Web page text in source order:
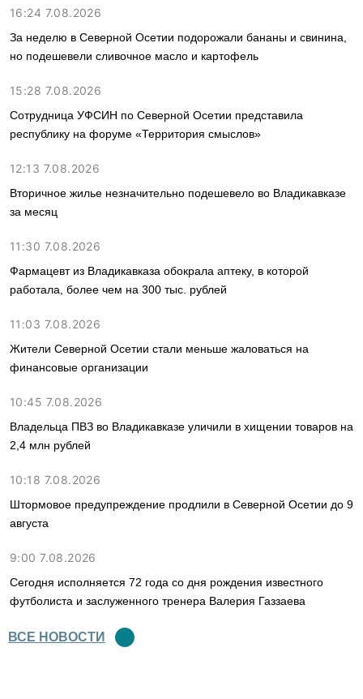
16:24 7.08.2026
За неделю в Северной Осетии подорожали бананы и свинина,
но подешевели сливочное масло и картофель
15:28 7.08.2026
Сотрудница УФСИН по Северной Осетии представила
республику на форуме «Территория смыслов»
12:13 7.08.2026
Вторичное жилье незначительно подешевело во Владикавказе
за месяц
11:30 7.08.2026
Фармацевт из Владикавказа обокрала аптеку, в которой
работала, более чем на 300 тыс. рублей
11:03 7.08.2026
Жители Северной Осетии стали меньше жаловаться на
финансовые организации
10:45 7.08.2026
Владельца ПВЗ во Владикавказе уличили в хищении товаров на
2,4 млн рублей
10:18 7.08.2026
Штормовое предупреждение продлили в Северной Осетии до 9
августа
9:00 7.08.2026
Сегодня исполняется 72 года со дня рождения известного
футболиста и заслуженного тренера Валерия Газзаева
ВСЕ НОВОСТИ